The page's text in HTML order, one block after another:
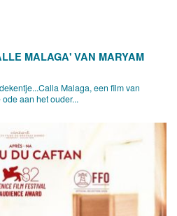
MALAGA' VAN MARYAM
Malaga, een film van
aan het ouder...